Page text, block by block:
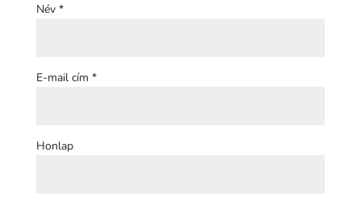
Név *
E-mail cím *
Honlap